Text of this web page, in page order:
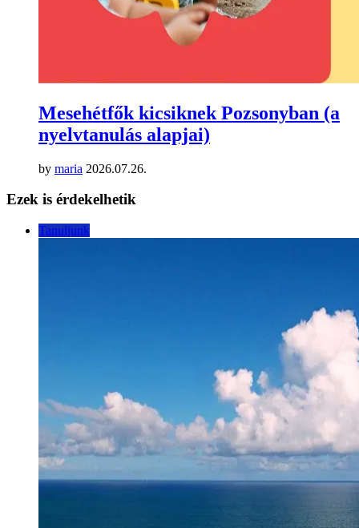
Mesehétfők kicsiknek Pozsonyban (a
nyelvtanulás alapjai)
by maria 2026.07.26.
Ezek is érdekelhetik
Tanuljunk